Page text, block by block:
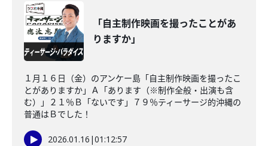
「自主制作映画を撮ったことがあ
りますか」
１月１６日（金）のアンケー島「自主制作映画を撮ったこ
とがありますか」Ａ「あります（※制作全般・出演も含
む）」２１％Ｂ「ないです」７９％ティーサージ的沖縄の
普通はＢでした！
2026.01.16 |01:12:57